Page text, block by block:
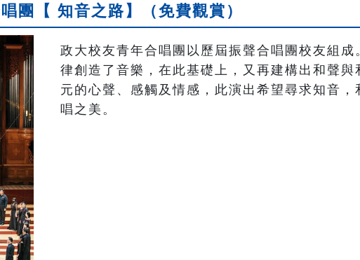
團【 知音之路】（免費觀賞）
政大校友青年合唱團以歷屆振聲合唱團校友組成
律創造了音樂，在此基礎上，又再建構出和聲與
元的心聲、感觸及情感，此演出希望尋求知音，
唱之美。